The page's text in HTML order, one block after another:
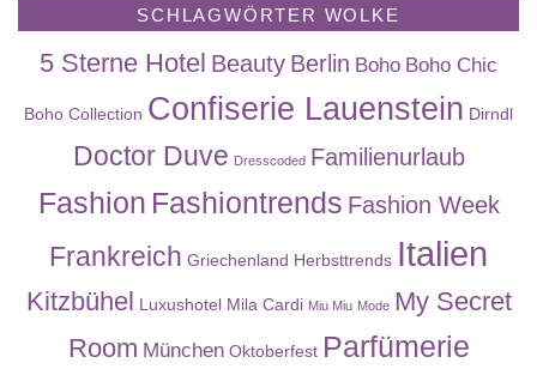
SCHLAGWÖRTER WOLKE
5 Sterne Hotel Beauty Berlin Boho Boho Chic
Boho Collection Confiserie Lauenstein Dirndl
Doctor Duve Dresscoded Familienurlaub
Fashion Fashiontrends Fashion Week
Frankreich Griechenland Herbsttrends Italien
Kitzbühel Luxushotel Mila Cardi Miu Miu Mode My Secret
Room München Oktoberfest Parfümerie